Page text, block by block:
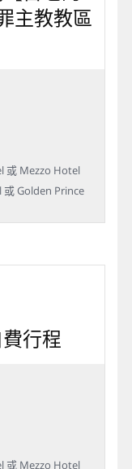
主教教區
或 Mezzo Hotel
Golden Prince
行程
或 Mezzo Hotel